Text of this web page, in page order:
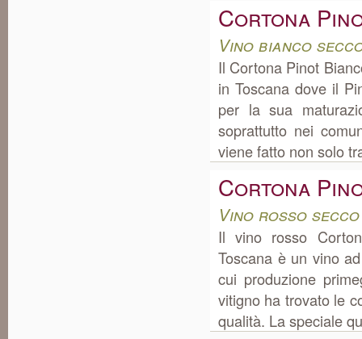
Cortona
Vino bianco
Il Cortona Pinot
in Toscana dove il
per la sua
soprattutto nei
viene fatto non solo
Cortona
Vino rosso
Il vino rosso
Toscana è un vino
cui produzione
vitigno ha trovato le
qualità. La speciale